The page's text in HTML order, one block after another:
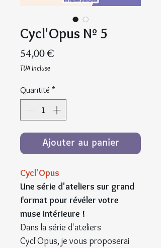
Cycl'Opus Nº 5
54,00 €
TVA Incluse
Quantité *
Ajouter au panier
Cycl'Opus
Une série d'ateliers sur grand
format pour révéler votre
muse intérieure !
Dans la série d'ateliers
Cycl'Opus, je vous proposerai